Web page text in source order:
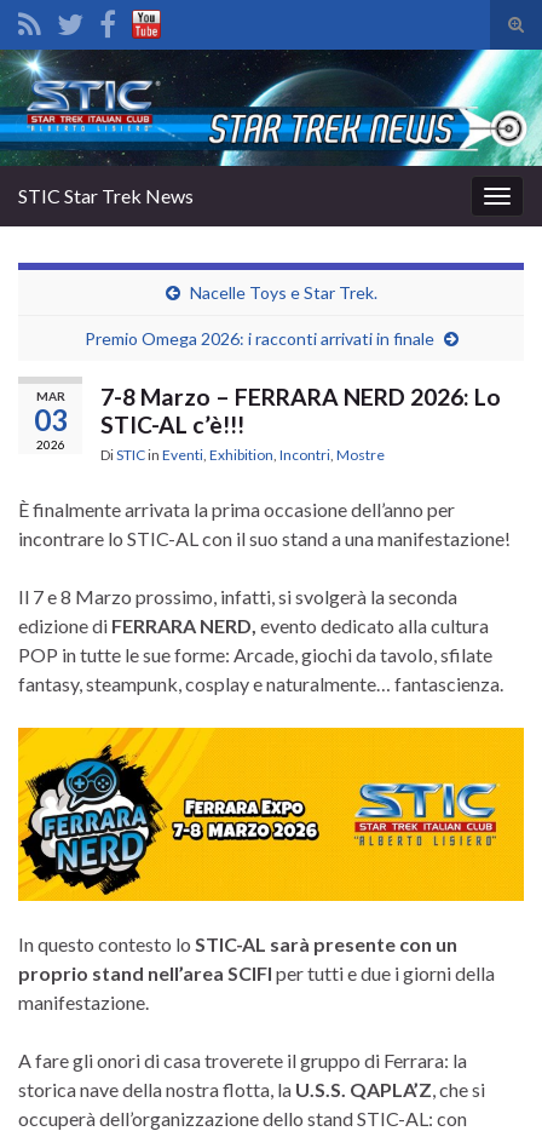
il
di
Search for:
la
STIC Star Trek News
Nacelle Toys e Star Trek.
Premio Omega 2026: i racconti arrivati in finale
MAR
03
2026
7-8 Marzo – FERRARA NERD 2026: Lo
STIC-AL c’è!!!
DiSTICin Eventi Exhibition Incontri Mostre
È finalmente arrivata la prima occasione dell’anno per
incontrare lo STIC-AL con il suo stand a una manifestazione!
Il 7 e 8 Marzo prossimo, infatti, si svolgerà la seconda
edizione di FERRARA NERD, evento dedicato alla cultura
POP in tutte le sue forme: Arcade, giochi da tavolo, sfilate
fantasy, steampunk, cosplay e naturalmente… fantascienza.
In questo contesto lo STIC-AL sarà presente con un
proprio stand nell’area SCIFI per tutti e due i giorni della
manifestazione.
A fare gli onori di casa troverete il gruppo di Ferrara: la
storica nave della nostra flotta, la U.S.S. QAPLA’Z, che si
occuperà dell’organizzazione dello stand STIC-AL: con